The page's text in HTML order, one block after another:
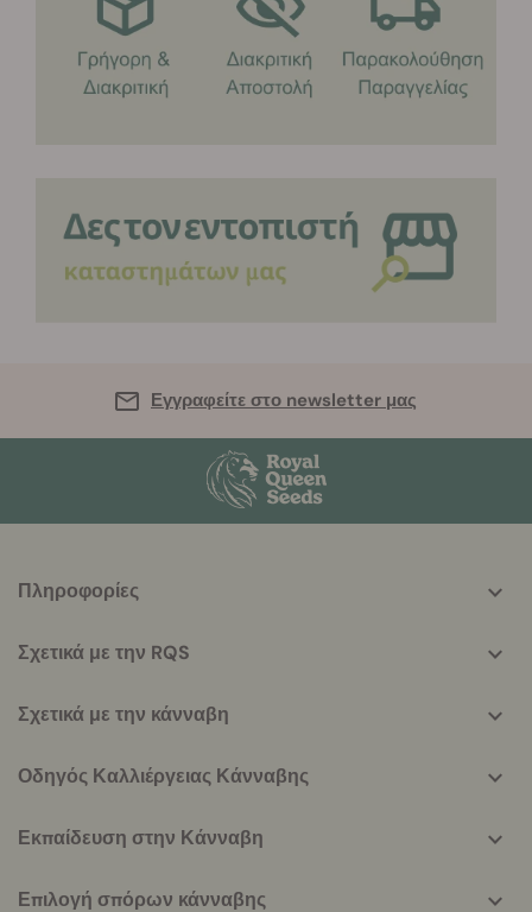
Εγγραφείτε στο newsletter μας
helpful
Πληροφορίες
Σχετικά με την RQS
Σχετικά με την κάνναβη
Οδηγός Καλλιέργειας Κάνναβης
Εκπαίδευση στην Κάνναβη
Επιλογή σπόρων κάνναβης